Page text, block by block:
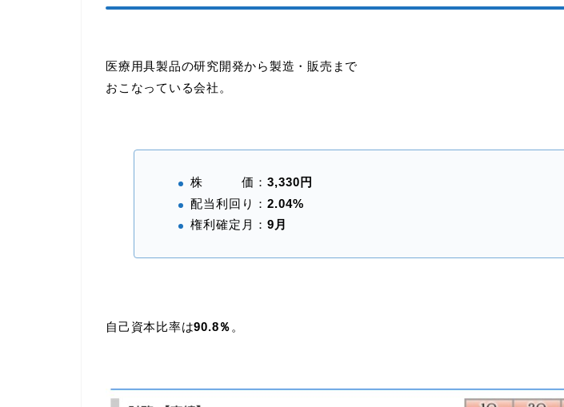
医療用具製品の研究開発から製造・販売まで
おこなっている会社。
株 価： 3,330円
配当利回り： 2.04%
権利確定月： 9月
自己資本比率は90.8％ 。